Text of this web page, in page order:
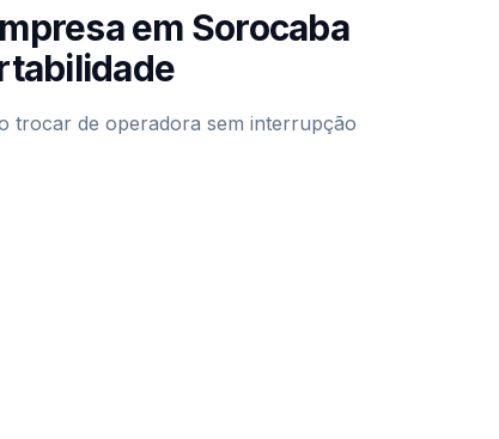
em Sorocaba
trocar de operadora sem interrupção